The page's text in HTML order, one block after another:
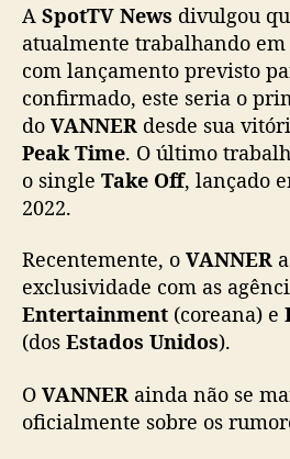
A SpotTV News divulgou
atualmente trabalhando
com lançamento previsto
confirmado, este seria o
do VANNER desde sua
Peak Time. O último
o single Take Off, lançado
2022.
Recentemente, o VANNER
exclusividade com as
Entertainment (coreana) e
(dos Estados Unidos).
O VANNER ainda não se
oficialmente sobre os